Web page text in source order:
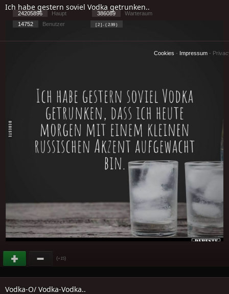
Ich habe gestern soviel Vodka getrunken..
(+15)
Vodka-O/ Vodka-Vodka..
24205896 Haupt 386089
Warteraum
14752
Benutzer [ 2 ] - ( 2.99 )
Cookies - Impressum -